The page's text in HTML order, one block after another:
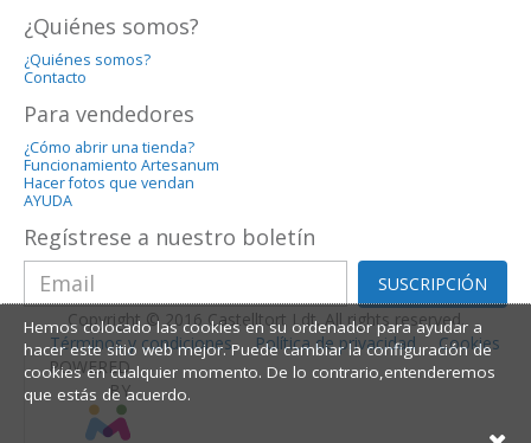
¿Quiénes somos?
¿Quiénes somos?
Contacto
Para vendedores
¿Cómo abrir una tienda?
Funcionamiento Artesanum
Hacer fotos que vendan
AYUDA
Regístrese a nuestro boletín
SUSCRIPCIÓN
Copyright © 2016 Castelltort Ldt. All rights reserved.
Términos y condiciones
Política de privacidad
Cookies
POWERED
BY
Hemos colocado las cookies en su ordenador para ayudar a
hacer este sitio web mejor. Puede cambiar la configuración de
cookies en cualquier momento. De lo contrario,entenderemos
que estás de acuerdo.